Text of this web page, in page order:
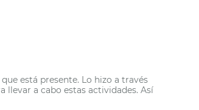
está presente. Lo hizo a través
a cabo estas actividades. Así